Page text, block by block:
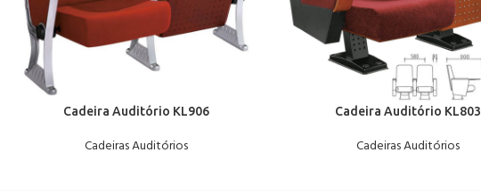
Cadeira Auditório KL906
Cadeiras Auditórios
Cadeira Auditório KL803
Cadeiras Auditórios